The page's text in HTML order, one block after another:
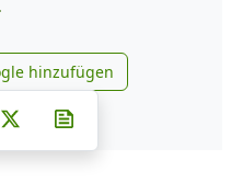
zu Google
hinzufügen
Facebook
auf Whatsapp
Teilen auf Telegram
Mail teilen
Post auf X